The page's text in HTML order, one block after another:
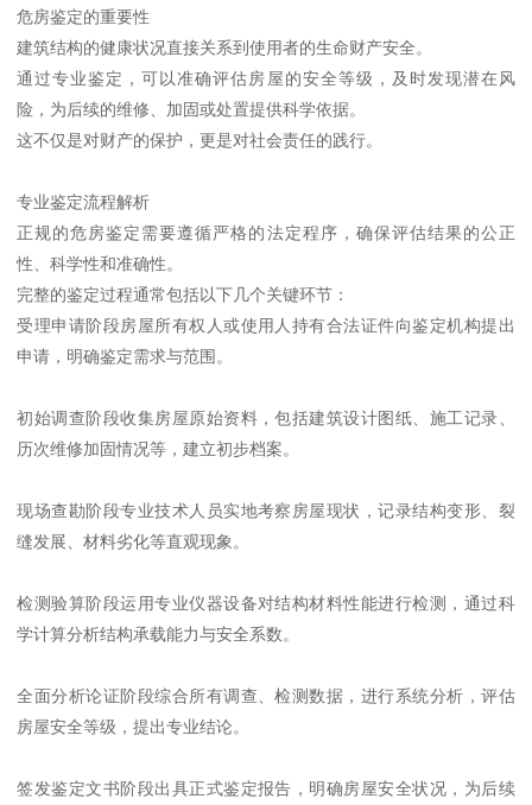
危房鉴定的重要性
建筑结构的健康状况直接关系到使用者的生命财产安全。
通过专业鉴定，可以准确评估房屋的安全等级，及时发现潜在风
险，为后续的维修、加固或处置提供科学依据。
这不仅是对财产的保护，更是对社会责任的践行。
专业鉴定流程解析
正规的危房鉴定需要遵循严格的法定程序，确保评估结果的公正
性、科学性和准确性。
完整的鉴定过程通常包括以下几个关键环节：
受理申请阶段房屋所有权人或使用人持有合法证件向鉴定机构提出
申请，明确鉴定需求与范围。
初始调查阶段收集房屋原始资料，包括建筑设计图纸、施工记录、
历次维修加固情况等，建立初步档案。
现场查勘阶段专业技术人员实地考察房屋现状，记录结构变形、裂
缝发展、材料劣化等直观现象。
检测验算阶段运用专业仪器设备对结构材料性能进行检测，通过科
学计算分析结构承载能力与安全系数。
全面分析论证阶段综合所有调查、检测数据，进行系统分析，评估
房屋安全等级，提出专业结论。
签发鉴定文书阶段出具正式鉴定报告，明确房屋安全状况，为后续